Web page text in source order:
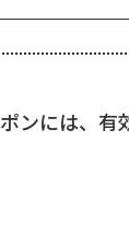
には、有